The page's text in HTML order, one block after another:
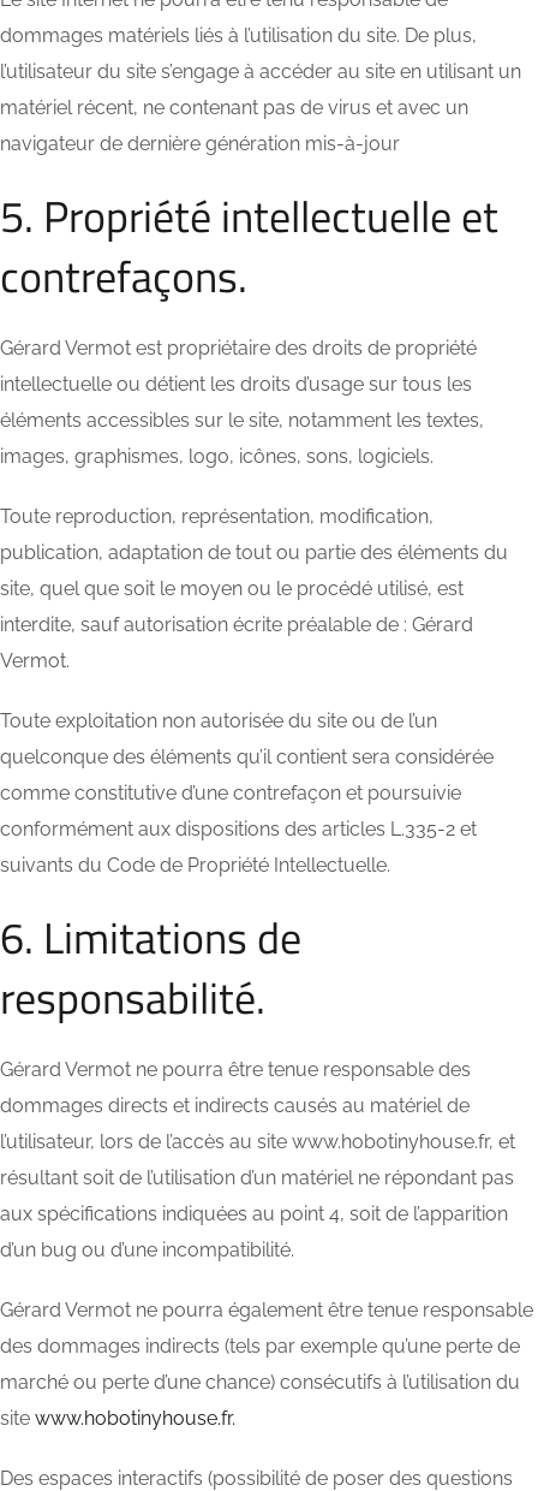
dommages matériels liés à l’utilisation du site. De plus,
l’utilisateur du site s’engage à accéder au site en utilisant un
matériel récent, ne contenant pas de virus et avec un
navigateur de dernière génération mis-à-jour
5. Propriété intellectuelle et
contrefaçons.
Gérard Vermot est propriétaire des droits de propriété
intellectuelle ou détient les droits d’usage sur tous les
éléments accessibles sur le site, notamment les textes,
images, graphismes, logo, icônes, sons, logiciels.
Toute reproduction, représentation, modification,
publication, adaptation de tout ou partie des éléments du
site, quel que soit le moyen ou le procédé utilisé, est
interdite, sauf autorisation écrite préalable de : Gérard
Vermot.
Toute exploitation non autorisée du site ou de l’un
quelconque des éléments qu’il contient sera considérée
comme constitutive d’une contrefaçon et poursuivie
conformément aux dispositions des articles L.335-2 et
suivants du Code de Propriété Intellectuelle.
6. Limitations de
responsabilité.
Gérard Vermot ne pourra être tenue responsable des
dommages directs et indirects causés au matériel de
l’utilisateur, lors de l’accès au site www.hobotinyhouse.fr, et
résultant soit de l’utilisation d’un matériel ne répondant pas
aux spécifications indiquées au point 4, soit de l’apparition
d’un bug ou d’une incompatibilité.
Gérard Vermot ne pourra également être tenue responsable
des dommages indirects (tels par exemple qu’une perte de
marché ou perte d’une chance) consécutifs à l’utilisation du
site www.hobotinyhouse.fr.
Des espaces interactifs (possibilité de poser des questions